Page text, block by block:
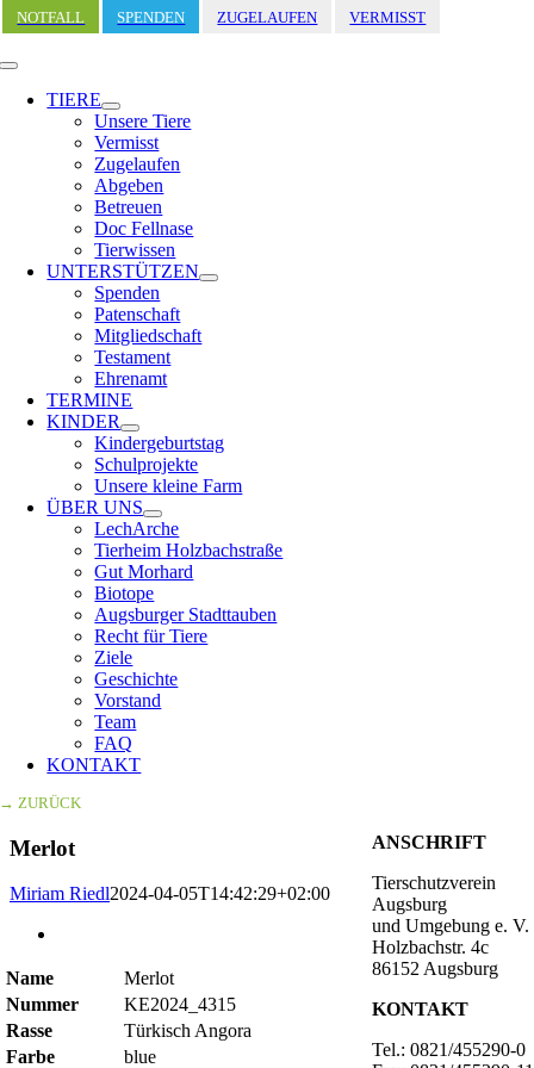
Zum
Inhalt
springen
NOTFALL SPENDEN ZUGELAUFEN VERMISST
Toggle
Navigation
TIERE
Unsere Tiere
Vermisst
Zugelaufen
Abgeben
Betreuen
Doc Fellnase
Tierwissen
UNTERSTÜTZEN
Spenden
Patenschaft
Mitgliedschaft
Testament
Ehrenamt
TERMINE
KINDER
Kindergeburtstag
Schulprojekte
Unsere kleine Farm
ÜBER UNS
LechArche
Tierheim Holzbachstraße
Gut Morhard
Biotope
Augsburger Stadttauben
Recht für Tiere
Ziele
Geschichte
Vorstand
Team
FAQ
KONTAKT
→ ZURÜCK
Merlot
Miriam Riedl2024-04-05T14:42:29+02:00
Name
Merlot
Nummer
KE2024_4315
Rasse
Türkisch Angora
Farbe
blue
ANSCHRIFT
Tierschutzverein
Augsburg
und Umgebung e. V.
Holzbachstr. 4c
86152 Augsburg
KONTAKT
Tel.: 0821/455290-0